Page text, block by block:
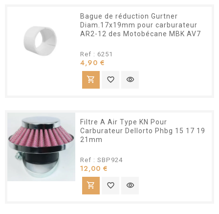
Bague de réduction Gurtner
Diam.17x19mm pour carburateur
AR2-12 des Motobécane MBK AV7
Ref : 6251
4,90 €
shopping_cart favorite_border visibility
Filtre A Air Type KN Pour
Carburateur Dellorto Phbg 15 17 19
21mm
Ref : SBP924
12,00 €
shopping_cart favorite_border visibility